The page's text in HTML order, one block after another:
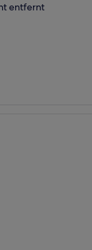
entfernt